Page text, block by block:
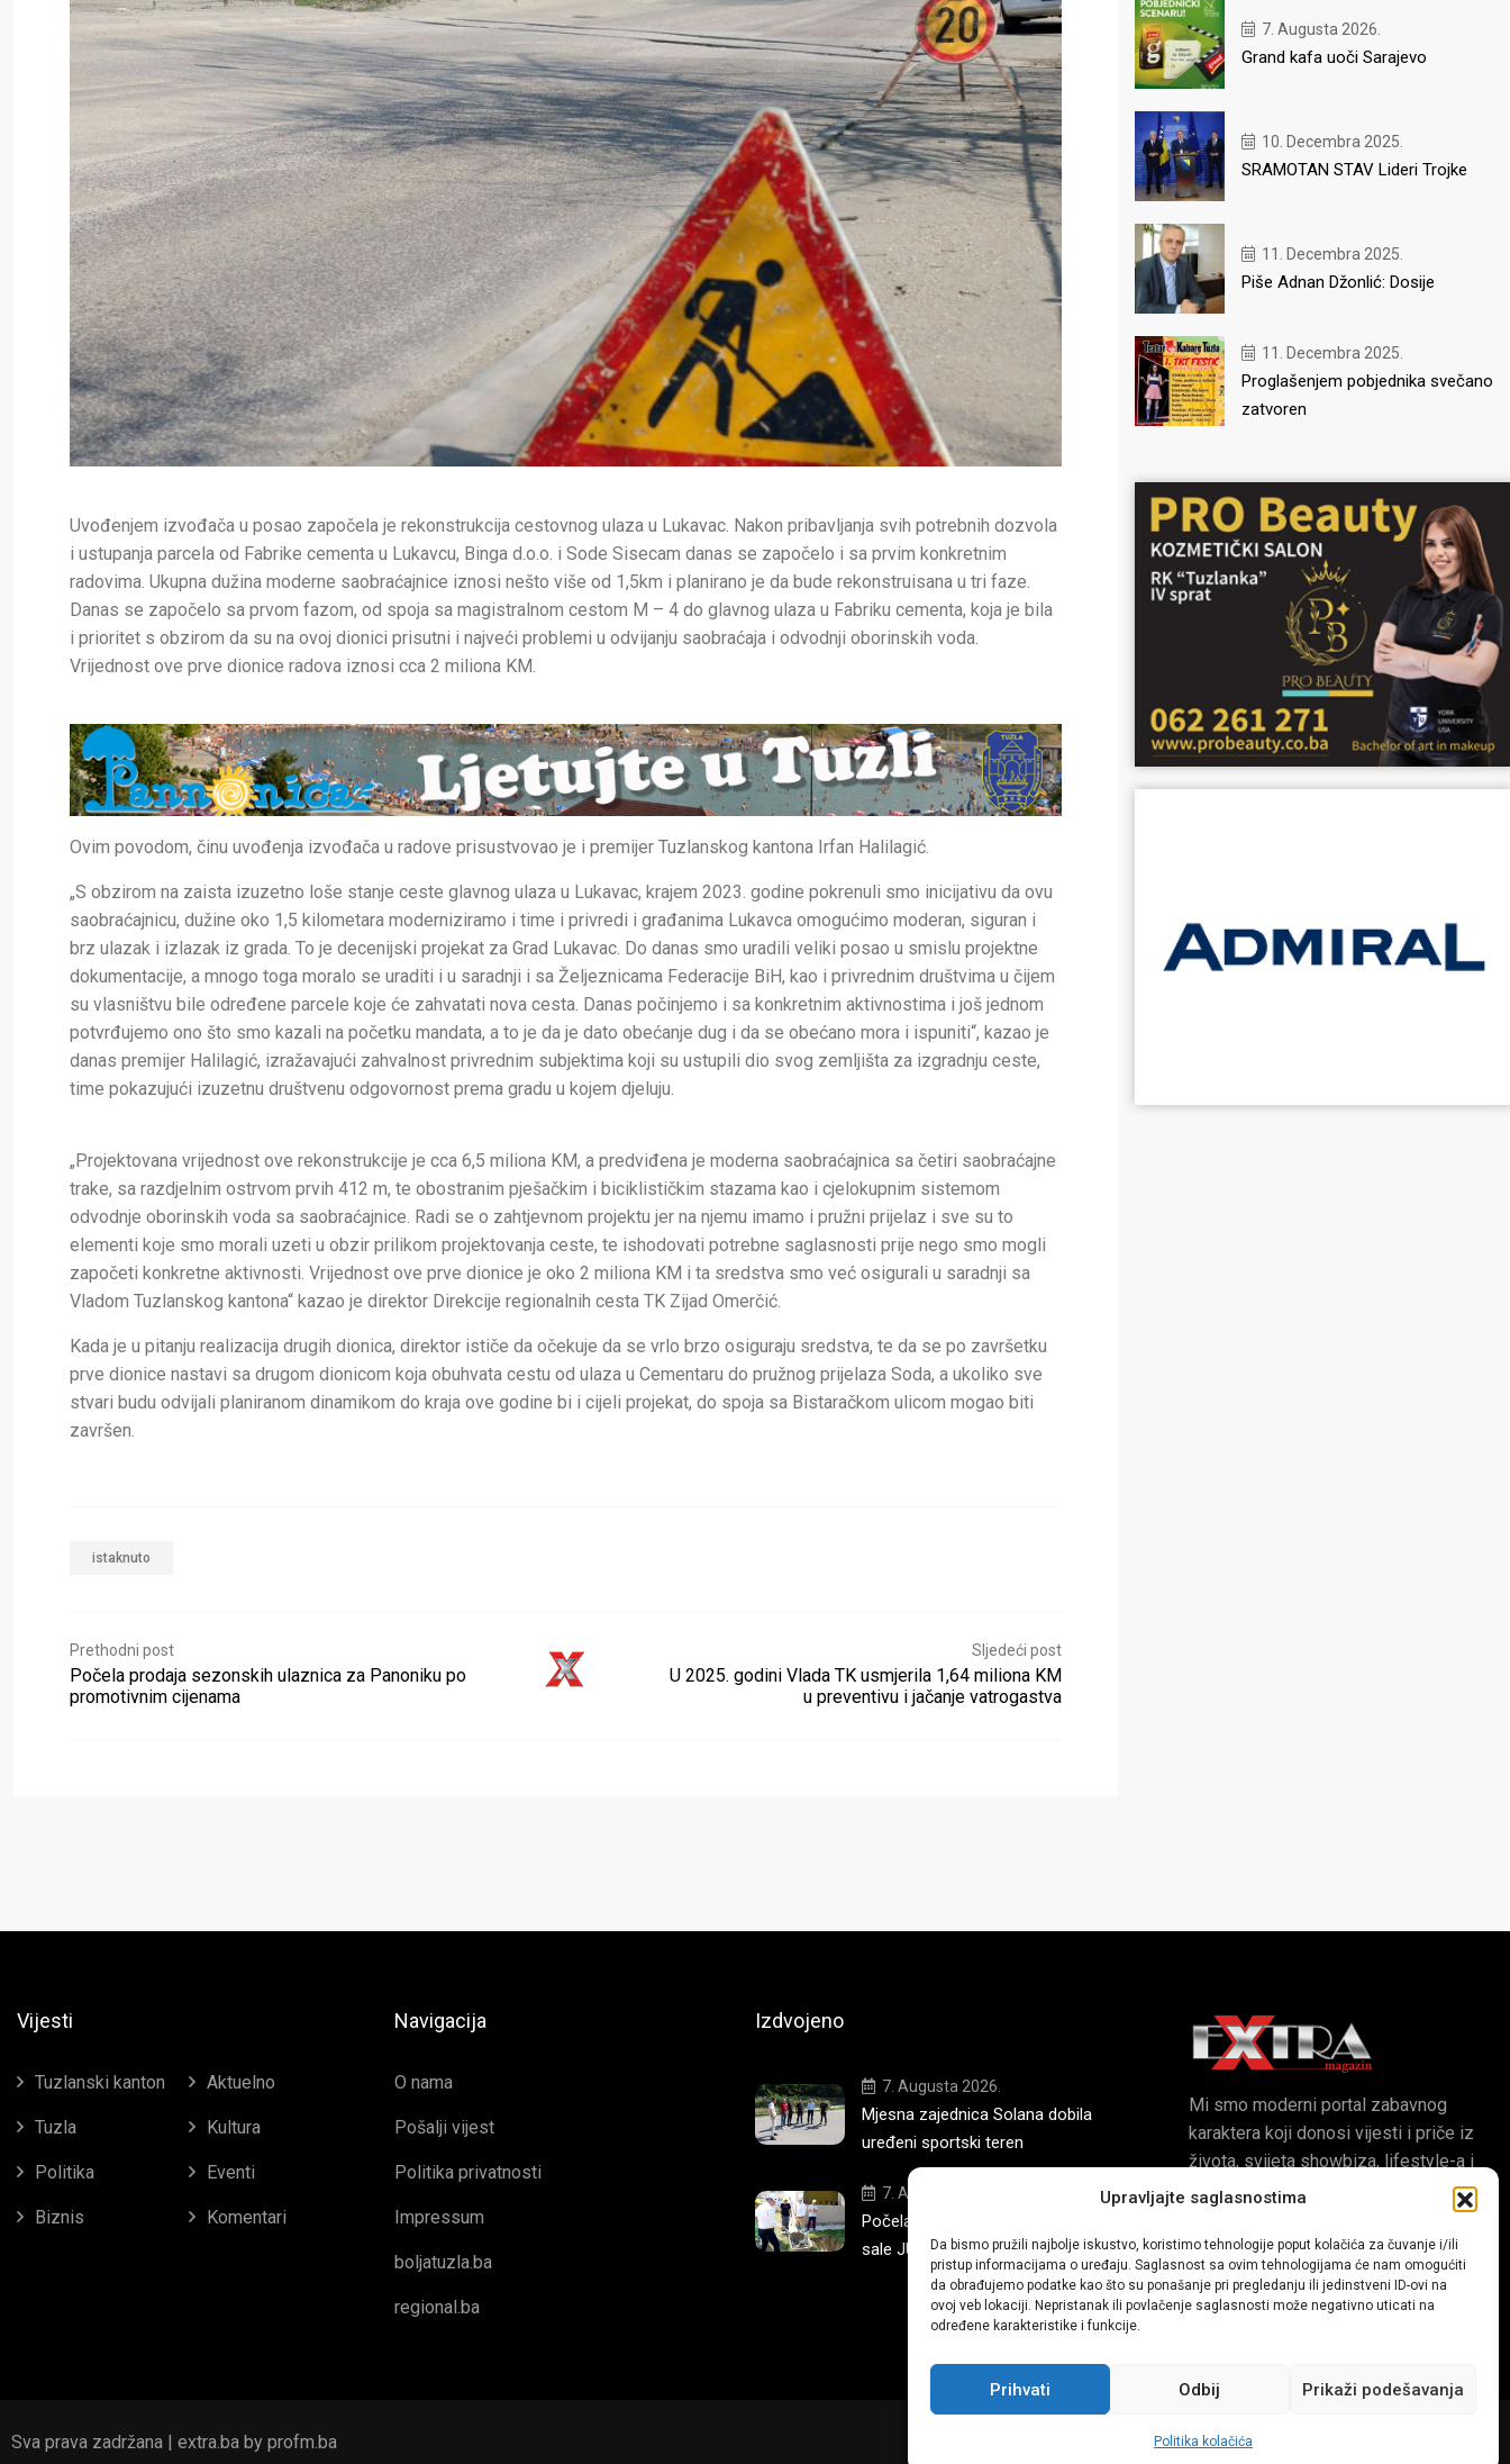
Upravljajte saglasnostima
Da bismo pružili najbolje iskustvo, koristimo tehnologije poput kolačića za čuvanje i/ili
pristup informacijama o uređaju. Saglasnost sa ovim tehnologijama će nam omogućiti
da obrađujemo podatke kao što su ponašanje pri pregledanju ili jedinstveni ID-ovi na
ovoj veb lokaciji. Nepristanak ili povlačenje saglasnosti može negativno uticati na
određene karakteristike i funkcije.
Prihvati Odbij Prikaži podešavanja
Politika kolačića
Uvođenjem izvođača u posao započela je rekonstrukcija cestovnog ulaza u Lukavac. Nakon pribavljanja svih potrebnih dozvola
i ustupanja parcela od Fabrike cementa u Lukavcu, Binga d.o.o. i Sode Sisecam danas se započelo i sa prvim konkretnim
radovima. Ukupna dužina moderne saobraćajnice iznosi nešto više od 1,5km i planirano je da bude rekonstruisana u tri faze.
Danas se započelo sa prvom fazom, od spoja sa magistralnom cestom M – 4 do glavnog ulaza u Fabriku cementa, koja je bila
i prioritet s obzirom da su na ovoj dionici prisutni i najveći problemi u odvijanju saobraćaja i odvodnji oborinskih voda.
Vrijednost ove prve dionice radova iznosi cca 2 miliona KM.
Ovim povodom, činu uvođenja izvođača u radove prisustvovao je i premijer Tuzlanskog kantona Irfan Halilagić.
„S obzirom na zaista izuzetno loše stanje ceste glavnog ulaza u Lukavac, krajem 2023. godine pokrenuli smo inicijativu da ovu
saobraćajnicu, dužine oko 1,5 kilometara moderniziramo i time i privredi i građanima Lukavca omogućimo moderan, siguran i
brz ulazak i izlazak iz grada. To je decenijski projekat za Grad Lukavac. Do danas smo uradili veliki posao u smislu projektne
dokumentacije, a mnogo toga moralo se uraditi i u saradnji i sa Željeznicama Federacije BiH, kao i privrednim društvima u čijem
su vlasništvu bile određene parcele koje će zahvatati nova cesta. Danas počinjemo i sa konkretnim aktivnostima i još jednom
potvrđujemo ono što smo kazali na početku mandata, a to je da je dato obećanje dug i da se obećano mora i ispuniti“, kazao je
danas premijer Halilagić, izražavajući zahvalnost privrednim subjektima koji su ustupili dio svog zemljišta za izgradnju ceste,
time pokazujući izuzetnu društvenu odgovornost prema gradu u kojem djeluju.
„Projektovana vrijednost ove rekonstrukcije je cca 6,5 miliona KM, a predviđena je moderna saobraćajnica sa četiri saobraćajne
trake, sa razdjelnim ostrvom prvih 412 m, te obostranim pješačkim i biciklističkim stazama kao i cjelokupnim sistemom
odvodnje oborinskih voda sa saobraćajnice. Radi se o zahtjevnom projektu jer na njemu imamo i pružni prijelaz i sve su to
elementi koje smo morali uzeti u obzir prilikom projektovanja ceste, te ishodovati potrebne saglasnosti prije nego smo mogli
započeti konkretne aktivnosti. Vrijednost ove prve dionice je oko 2 miliona KM i ta sredstva smo već osigurali u saradnji sa
Vladom Tuzlanskog kantona“ kazao je direktor Direkcije regionalnih cesta TK Zijad Omerčić.
Kada je u pitanju realizacija drugih dionica, direktor ističe da očekuje da se vrlo brzo osiguraju sredstva, te da se po završetku
prve dionice nastavi sa drugom dionicom koja obuhvata cestu od ulaza u Cementaru do pružnog prijelaza Soda, a ukoliko sve
stvari budu odvijali planiranom dinamikom do kraja ove godine bi i cijeli projekat, do spoja sa Bistaračkom ulicom mogao biti
završen.
istaknuto
Prethodni post
Počela prodaja sezonskih ulaznica za Panoniku po
promotivnim cijenama
Sljedeći post
U 2025. godini Vlada TK usmjerila 1,64 miliona KM
u preventivu i jačanje vatrogastva
7. Augusta 2026.
Grand kafa uoči Sarajevo
10. Decembra 2025.
SRAMOTAN STAV Lideri Trojke
11. Decembra 2025.
Piše Adnan Džonlić: Dosije
11. Decembra 2025.
Proglašenjem pobjednika svečano
zatvoren
Vijesti
Tuzlanski kanton Aktuelno
Tuzla Kultura
Politika Eventi
Biznis Komentari
Navigacija
O nama
Pošalji vijest
Politika privatnosti
Impressum
boljatuzla.ba
regional.ba
Izdvojeno
7. Augusta 2026.
Mjesna zajednica Solana dobila
uređeni sportski teren
7. Augusta 2026.
Počela izgradnja nove fiskulturne
sale JU OŠ
Mi smo moderni portal zabavnog
karaktera koji donosi vijesti i priče iz
života, svijeta showbiza, lifestyle-a i
popularne kulture.
Sva prava zadržana | extra.ba by profm.ba